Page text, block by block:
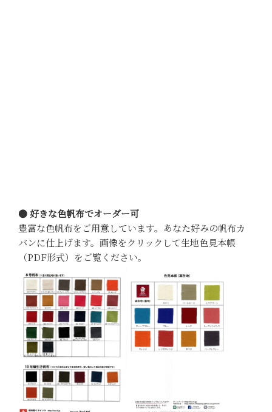
● 好きな色帆布でオーダー可
豊富な色帆布をご用意しています。あなた好みの帆布カ
バンに仕上げます。画像をクリックして生地色見本帳
（PDF形式）をご覧ください。